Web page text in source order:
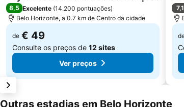
8,5 Excelente (14.200 pontuações)
Belo Horizonte, a 0.7 km de Centro da cidade
de € 49
Consulte os preços de 12 sites
Ver preços
7,1
Outras estadias em Belo Horizonte